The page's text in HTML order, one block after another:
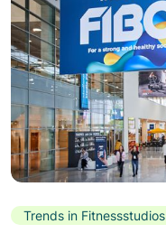
Trends in Fitnessstudios